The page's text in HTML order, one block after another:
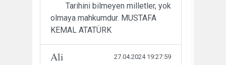
Tarihini bilmeyen milletler, yok
olmaya mahkumdur. MUSTAFA
KEMAL ATATÜRK
Ali 27.04.2024 19:27:59